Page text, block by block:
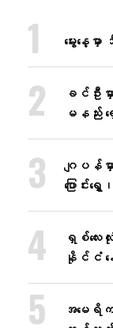
မွေးနေ့
ခင်ဦးမှ
မနည်း ရွှေ့
ဂျပန်မှ
ပြောင်
ရှစ်လေး
နိုင်ငံ
အမေရိ